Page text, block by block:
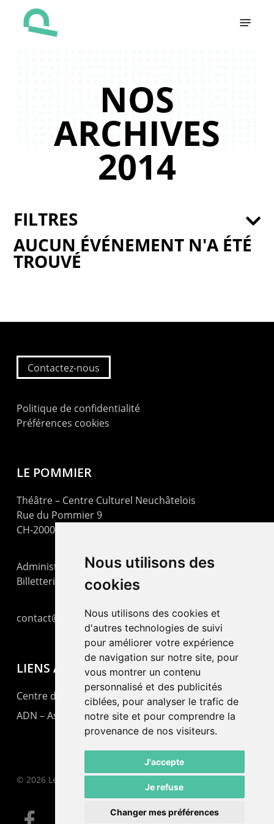
Nous utilisons des
cookies
Nous utilisons des cookies et
d'autres technologies de suivi
pour améliorer votre expérience
de navigation sur notre site, pour
vous montrer un contenu
personnalisé et des publicités
ciblées, pour analyser le trafic de
notre site et pour comprendre la
provenance de nos visiteurs.
J'accepte
Je refuse
Changer mes préférences
NOS
ARCHIVES
2014
AUCUN ÉVÉNEMENT N'A ÉTÉ
TROUVÉ
FILTRES
Contactez-nous
Politique de confidentialité
Préférences cookies
LE POMMIER
Théâtre – Centre Culturel Neuchâtelois
Rue du Pommier 9
CH-2000 Neuchâtel
Administration : +41 32 725 03 03
Billetterie : +41 32 725 05 05
contact@lepommier.ch
LIENS AMIS
Centre de culture ABC
ADN – Association Danse Neuchâtel
© 2026 Le Pommier.
facebook email